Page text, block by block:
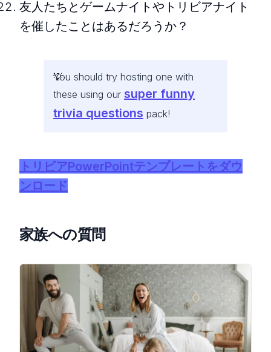
友人たちとゲームナイトやトリビアナイト
を催したことはあるだろうか？
You should try hosting one with
these using our super funny
trivia questions pack!
トリビアPowerPointテンプレートをダウ
ンロード
家族への質問